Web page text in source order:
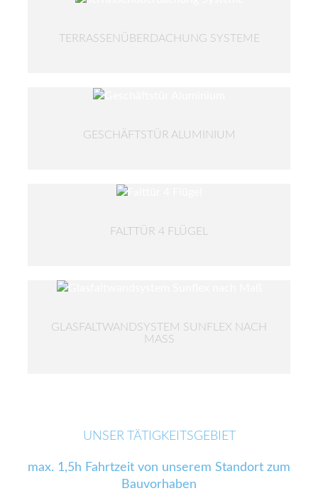
TERRASSENÜBERDACHUNG SYSTEME
GESCHÄFTSTÜR ALUMINIUM
FALTTÜR 4 FLÜGEL
GLASFALTWANDSYSTEM SUNFLEX NACH
MASS
UNSER TÄTIGKEITSGEBIET
max. 1,5h Fahrtzeit von unserem Standort zum
Bauvorhaben